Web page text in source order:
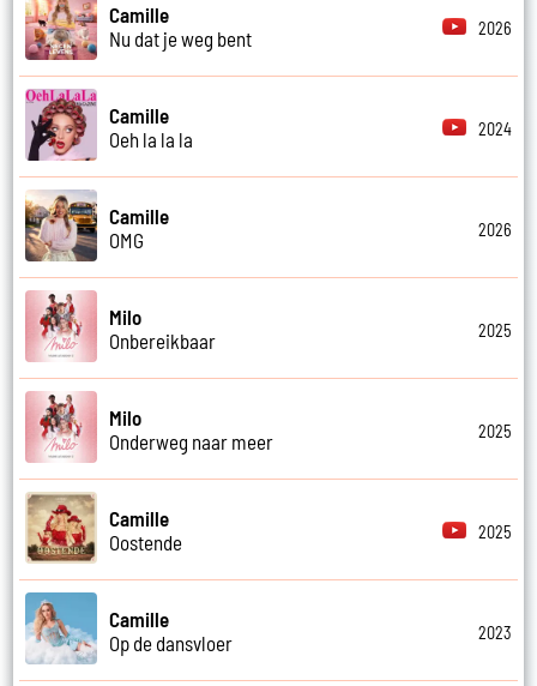
Camille
Nu dat je weg bent
2026
Camille
Oeh la la la
2024
Camille
OMG
2026
Milo
Onbereikbaar
2025
Milo
Onderweg naar meer
2025
Camille
Oostende
2025
Camille
Op de dansvloer
2023